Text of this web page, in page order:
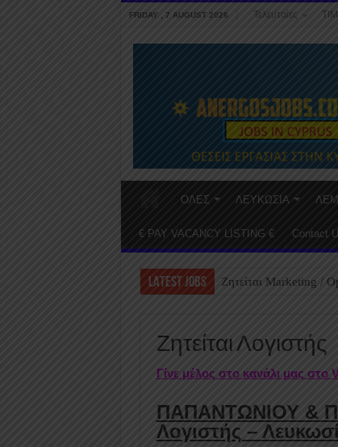
FRIDAY , 7 AUGUST 2026 Τελευταίες
ΟΛΕΣ ΛΕΥΚΩΣΙΑ
€ PAY VACANCY LISTING € Contact
LATEST JOBS Ζητείται Marketing /
Ζητείται Λογιστής
Γίνε μέλος στο κανάλι μας
ΠΑΠΑΝΤΩΝΙΟΥ &
Λογιστής –